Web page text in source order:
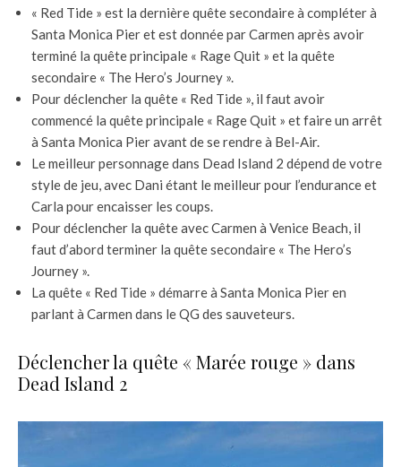
« Red Tide » est la dernière quête secondaire à compléter à
Santa Monica Pier et est donnée par Carmen après avoir
terminé la quête principale « Rage Quit » et la quête
secondaire « The Hero’s Journey ».
Pour déclencher la quête « Red Tide », il faut avoir
commencé la quête principale « Rage Quit » et faire un arrêt
à Santa Monica Pier avant de se rendre à Bel-Air.
Le meilleur personnage dans Dead Island 2 dépend de votre
style de jeu, avec Dani étant le meilleur pour l’endurance et
Carla pour encaisser les coups.
Pour déclencher la quête avec Carmen à Venice Beach, il
faut d’abord terminer la quête secondaire « The Hero’s
Journey ».
La quête « Red Tide » démarre à Santa Monica Pier en
parlant à Carmen dans le QG des sauveteurs.
Déclencher la quête « Marée rouge » dans
Dead Island 2